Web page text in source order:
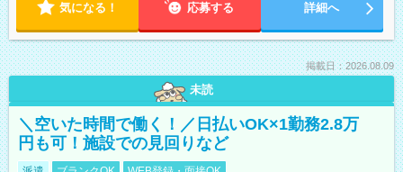
気になる！ 応募する 詳細へ
掲載日：2026.08.09
未読
＼空いた時間で働く！／日払いOK×1勤務2.8万
円も可！施設での見回りなど